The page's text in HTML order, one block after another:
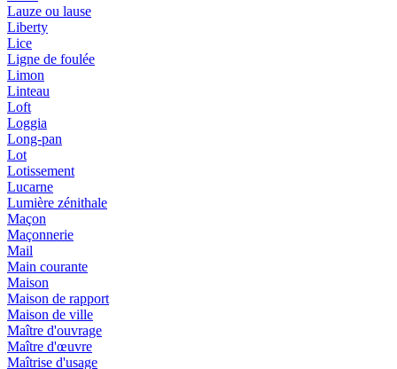
Lauze ou lause
Liberty
Lice
Ligne de foulée
Limon
Linteau
Loft
Loggia
Long-pan
Lot
Lotissement
Lucarne
Lumière zénithale
Maçon
Maçonnerie
Mail
Main courante
Maison
Maison de rapport
Maison de ville
Maître d'ouvrage
Maître d'œuvre
Maîtrise d'usage